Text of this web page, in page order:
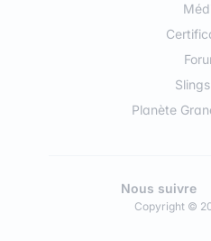
Planète
Copyright ©
Nous suivre